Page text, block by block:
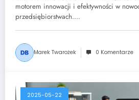
motorem innowacji i efektywności w
przedsiębiorstwach.…
Marek Twarożek 0 Komentarze
2025-05-22